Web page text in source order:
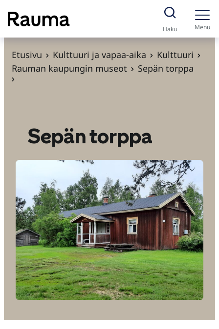
S
i
Haku Menu
Etusivu Kulttuuri ja vapaa-aika
Kulttuuri
Rauman kaupungin museot
Sepän torppa
Sepän torppa